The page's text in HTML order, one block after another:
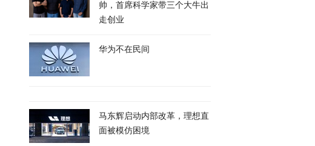
帅，首席科学家带三个大牛出
走创业
华为不在民间
马东辉启动内部改革，理想直
面被模仿困境